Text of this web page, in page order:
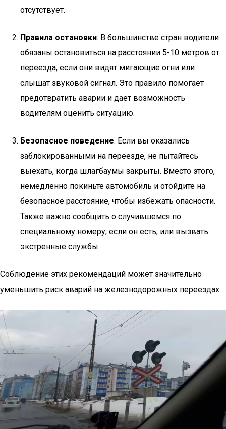
отсутствует.
Правила остановки: В большинстве стран водители
обязаны остановиться на расстоянии 5-10 метров от
переезда, если они видят мигающие огни или
слышат звуковой сигнал. Это правило помогает
предотвратить аварии и дает возможность
водителям оценить ситуацию.
Безопасное поведение: Если вы оказались
заблокированными на переезде, не пытайтесь
выехать, когда шлагбаумы закрыты. Вместо этого,
немедленно покиньте автомобиль и отойдите на
безопасное расстояние, чтобы избежать опасности.
Также важно сообщить о случившемся по
специальному номеру, если он есть, или вызвать
экстренные службы.
Соблюдение этих рекомендаций может значительно
уменьшить риск аварий на железнодорожных переездах.